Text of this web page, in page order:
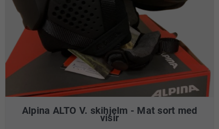
Alpina ALTO V. skihjelm - Mat sort med
visir